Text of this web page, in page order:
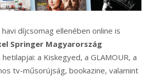
díjcsomag ellenében online is
Springer Magyarország
a Kiskegyed, a GLAMOUR, a
tv-műsorújság, bookazine, valamint